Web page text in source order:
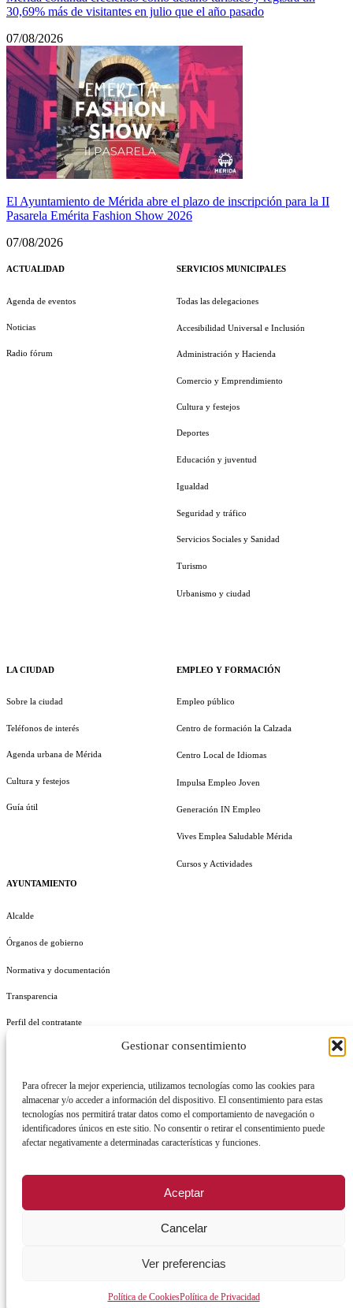
Gestionar consentimiento
Para ofrecer la mejor experiencia, utilizamos tecnologías como las cookies para
almacenar y/o acceder a información del dispositivo. El consentimiento para estas
tecnologías nos permitirá tratar datos como el comportamiento de navegación o
identificadores únicos en este sitio. No consentir o retirar el consentimiento puede
afectar negativamente a determinadas características y funciones.
Aceptar
Cancelar
Ver preferencias
Política de CookiesPolítica de Privacidad
30,69% más de visitantes en julio que el año pasado
07/08/2026
El Ayuntamiento de Mérida abre el plazo de inscripción para la II
Pasarela Emérita Fashion Show 2026
07/08/2026
ACTUALIDAD
Agenda de eventos
Noticias
Radio fórum
LA CIUDAD
Sobre la ciudad
Teléfonos de interés
Agenda urbana de Mérida
Cultura y festejos
Guía útil
AYUNTAMIENTO
Alcalde
Órganos de gobierno
Normativa y documentación
Transparencia
Perfil del contratante
SERVICIOS MUNICIPALES
Todas las delegaciones
Accesibilidad Universal e Inclusión
Administración y Hacienda
Comercio y Emprendimiento
Cultura y festejos
Deportes
Educación y juventud
Igualdad
Seguridad y tráfico
Servicios Sociales y Sanidad
Turismo
Urbanismo y ciudad
EMPLEO Y FORMACIÓN
Empleo público
Centro de formación la Calzada
Centro Local de Idiomas
Impulsa Empleo Joven
Generación IN Empleo
Vives Emplea Saludable Mérida
Cursos y Actividades
REGISTRO DE ACTIVIDADES DE TRATAMIENTO